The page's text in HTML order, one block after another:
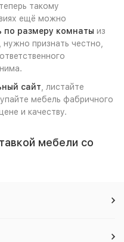
такому
ещё можно
по размеру комнаты из
признать честно,
сайт , листайте
мебель фабричного
и качеству.
мебели со